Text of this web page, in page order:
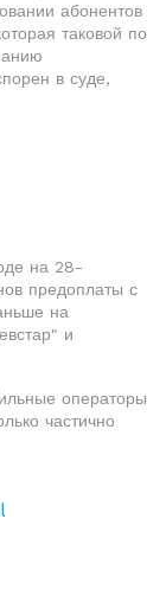
абонентов
таковой по
в суде,
на 28-
предоплаты с
на
и
операторы
частично